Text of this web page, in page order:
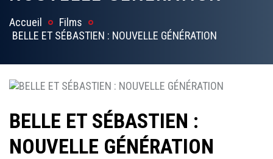
Accueil
Films
BELLE ET SÉBASTIEN : NOUVELLE GÉNÉRATION
BELLE ET SÉBASTIEN :
NOUVELLE GÉNÉRATION